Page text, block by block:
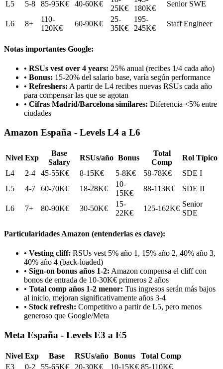
L5 5-8 85-95K€ 40-60K€
25K€
180K€
Senior SWE
L6 8+
110-
120K€
60-90K€
25-
35K€
195-
245K€
Staff Engineer
Notas importantes Google:
• RSUs vest over 4 years: 25% anual (recibes 1/4 cada año)
• Bonus: 15-20% del salario base, varía según performance
• Refreshers: A partir de L4 recibes nuevas RSUs cada año
para compensar las que se agotan
• Cifras Madrid/Barcelona similares: Diferencia <5% entre
ciudades
Amazon España - Levels L4 a L6
Nivel Exp
Base
Salary
RSUs/año Bonus
Total
Comp
Rol Típico
L4
2-4 45-55K€ 8-15K€ 5-8K€ 58-78K€
SDE I
L5
4-7 60-70K€ 18-28K€
10-
15K€
88-113K€ SDE II
L6 7+ 80-90K€ 30-50K€
15-
22K€
125-162K€
Senior
SDE
Particularidades Amazon (entenderlas es clave):
• Vesting cliff: RSUs vest 5% año 1, 15% año 2, 40% año 3,
40% año 4 (back-loaded)
• Sign-on bonus años 1-2: Amazon compensa el cliff con
bonos de entrada de 10-30K€ primeros 2 años
• Total comp años 1-2 menor: Tus ingresos serán más bajos
al inicio, mejoran significativamente años 3-4
• Stock refresh: Competitivo a partir de L5, pero menos
generoso que Google/Meta
Meta España - Levels E3 a E5
Nivel Exp Base RSUs/año Bonus
Total Comp
E3
0-2 55-65K€ 20-30K€ 10-15K€ 85-110K€